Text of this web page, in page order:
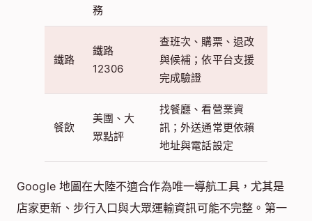
務
鐵路
鐵路
12306
查班次、購票、退改
與候補；依平台支援
完成驗證
餐飲
美團、大
眾點評
找餐廳、看營業資
訊；外送通常更依賴
地址與電話設定
Google 地圖在大陸不適合作為唯一導航工具，尤其是
店家更新、步行入口與大眾運輸資訊可能不完整。第一